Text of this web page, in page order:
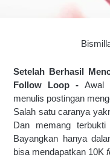
Setelah Berhasil
Follow Loop - Awal
menulis postingan
Salah satu caranya
Dan memang
Bayangkan hanya
bisa mendapatkan 10K